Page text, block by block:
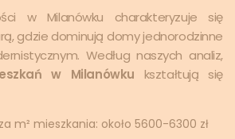
w Milanówku charakteryzuje się
gdzie dominują domy jednorodzinne
Według naszych analiz,
w Milanówku kształtują się
m² mieszkania: około 5600-6300 zł